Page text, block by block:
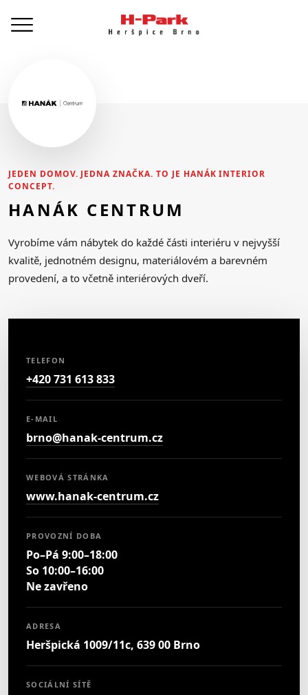
JEDEN DOMOV. JEDNA ZNAČKA. TO JE HANÁK INTERIOR
CONCEPT.
HANÁK CENTRUM
Vyrobíme vám nábytek do každé části interiéru v nejvyšší
kvalitě, jednotném designu, materiálovém a barevném
provedení, a to včetně interiérových dveří.
TELEFON
+420 731 613 833
E-MAIL
brno@hanak-centrum.cz
WEBOVÁ STRÁNKA
www.hanak-centrum.cz
PROVOZNÍ DOBA
Po–Pá 9:00–18:00
So 10:00–16:00
Ne zavřeno
ADRESA
Heršpická 1009/11c, 639 00 Brno
SOCIÁLNÍ SÍTĚ